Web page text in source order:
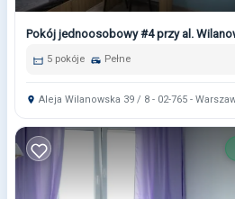
Pokój jednoosobowy #4 przy al.
5 pokóje Pełne
Aleja Wilanowska 39 / 8 - 02-765 -